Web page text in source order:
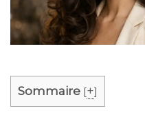
Sommaire [+]